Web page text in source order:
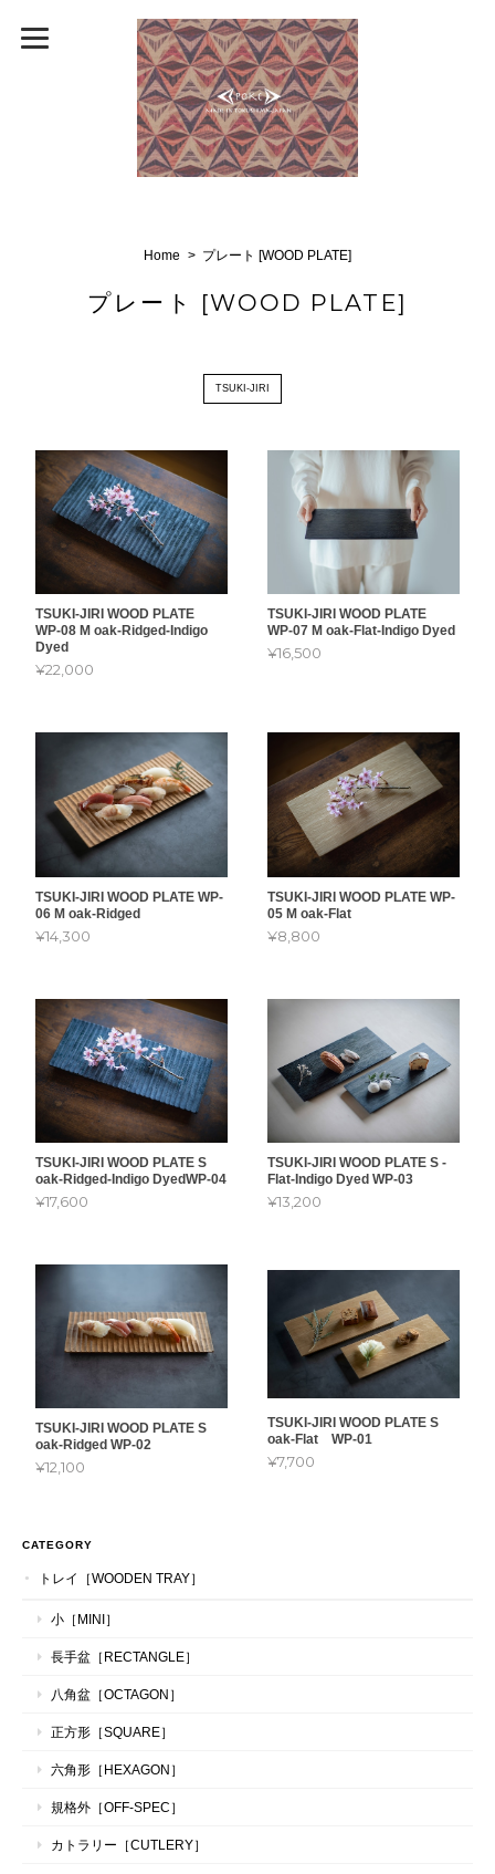
Home プレート [WOOD PLATE]
プレート [WOOD PLATE]
TSUKI-JIRI
TSUKI-JIRI WOOD PLATE
WP-08 M oak-Ridged-Indigo
Dyed
¥22,000
TSUKI-JIRI WOOD PLATE
WP-07 M oak-Flat-Indigo Dyed
¥16,500
TSUKI-JIRI WOOD PLATE WP-
06 M oak-Ridged
¥14,300
TSUKI-JIRI WOOD PLATE WP-
05 M oak-Flat
¥8,800
TSUKI-JIRI WOOD PLATE S
oak-Ridged-Indigo DyedWP-04
¥17,600
TSUKI-JIRI WOOD PLATE S -
Flat-Indigo Dyed WP-03
¥13,200
TSUKI-JIRI WOOD PLATE S
oak-Ridged WP-02
¥12,100
TSUKI-JIRI WOOD PLATE S
oak-Flat WP-01
¥7,700
CATEGORY
トレイ［WOODEN TRAY］
小［MINI］
長手盆［RECTANGLE］
八角盆［OCTAGON］
正方形［SQUARE］
六角形［HEXAGON］
規格外［OFF-SPEC］
カトラリー［CUTLERY］